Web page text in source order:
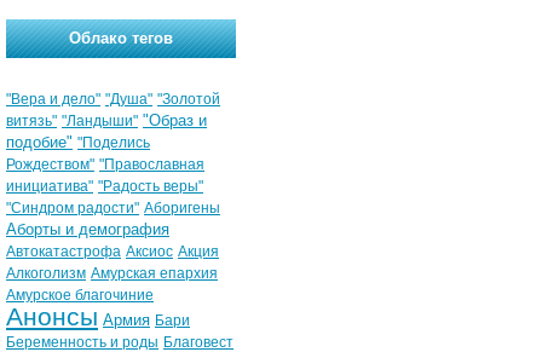
Облако тегов
"Вера и дело" "Душа" "Золотой
витязь" "Ландыши" "Образ и
подобие" "Поделись
Рождеством" "Православная
инициатива" "Радость веры"
"Синдром радости" Аборигены
Аборты и демография
Автокатастрофа Аксиос Акция
Алкоголизм Амурская епархия
Амурское благочиние
Анонсы Армия Бари
Беременность и роды Благовест